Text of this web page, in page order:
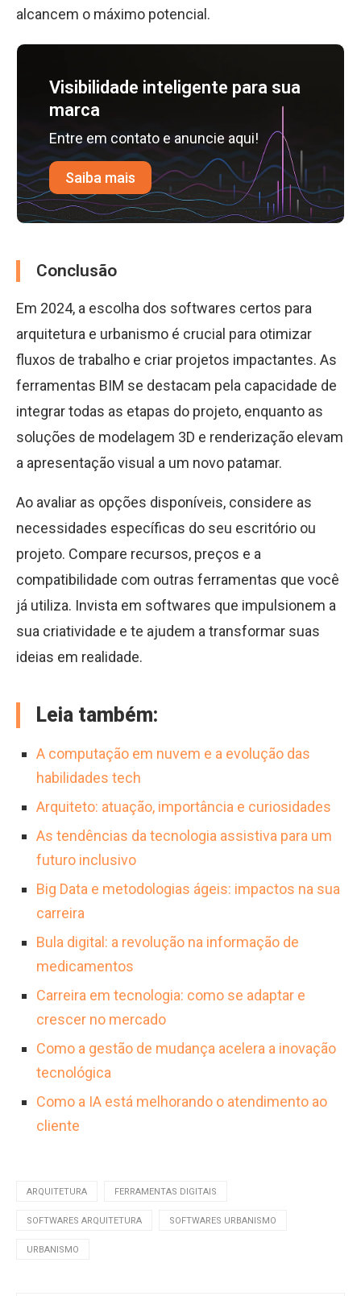
alcancem o máximo potencial.
Visibilidade inteligente para sua
marca
Entre em contato e anuncie aqui!
Saiba mais
Conclusão
Em 2024, a escolha dos softwares certos para
arquitetura e urbanismo é crucial para otimizar
fluxos de trabalho e criar projetos impactantes. As
ferramentas BIM se destacam pela capacidade de
integrar todas as etapas do projeto, enquanto as
soluções de modelagem 3D e renderização elevam
a apresentação visual a um novo patamar.
Ao avaliar as opções disponíveis, considere as
necessidades específicas do seu escritório ou
projeto. Compare recursos, preços e a
compatibilidade com outras ferramentas que você
já utiliza. Invista em softwares que impulsionem a
sua criatividade e te ajudem a transformar suas
ideias em realidade.
Leia também:
A computação em nuvem e a evolução das
habilidades tech
Arquiteto: atuação, importância e curiosidades
As tendências da tecnologia assistiva para um
futuro inclusivo
Big Data e metodologias ágeis: impactos na sua
carreira
Bula digital: a revolução na informação de
medicamentos
Carreira em tecnologia: como se adaptar e
crescer no mercado
Como a gestão de mudança acelera a inovação
tecnológica
Como a IA está melhorando o atendimento ao
cliente
ARQUITETURA FERRAMENTAS DIGITAIS
SOFTWARES ARQUITETURA SOFTWARES URBANISMO
URBANISMO